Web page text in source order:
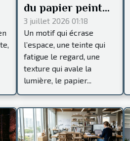
du papier peint
influence-t-il
l'ambiance d’une
pièce ?
3 juillet 2026 01:18
Un motif qui écrase
l’espace, une teinte qui
fatigue le regard, une
texture qui avale la
lumière, le papier...